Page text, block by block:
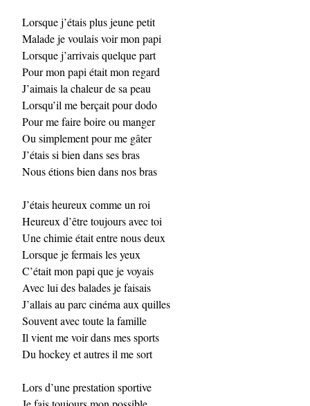
Lorsque j’étais plus jeune petit
Malade je voulais voir mon papi
Lorsque j’arrivais quelque part
Pour mon papi était mon regard
J’aimais la chaleur de sa peau
Lorsqu’il me berçait pour dodo
Pour me faire boire ou manger
Ou simplement pour me gâter
J’étais si bien dans ses bras
Nous étions bien dans nos bras
J’étais heureux comme un roi
Heureux d’être toujours avec toi
Une chimie était entre nous deux
Lorsque je fermais les yeux
C’était mon papi que je voyais
Avec lui des balades je faisais
J’allais au parc cinéma aux quilles
Souvent avec toute la famille
Il vient me voir dans mes sports
Du hockey et autres il me sort
Lors d’une prestation sportive